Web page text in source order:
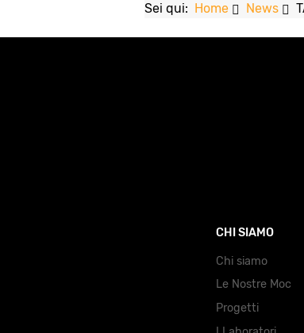
Sei qui: Home News
CHI SIAMO
Chi siamo
Le Nostre Moc
Progetti